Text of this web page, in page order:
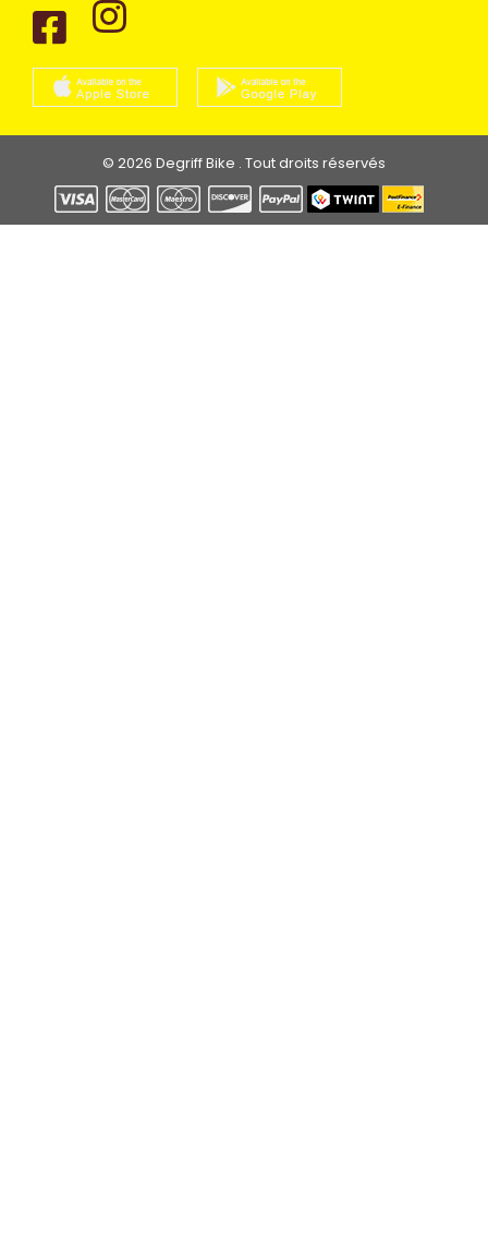
© 2026 Degriff Bike . Tout droits réservés